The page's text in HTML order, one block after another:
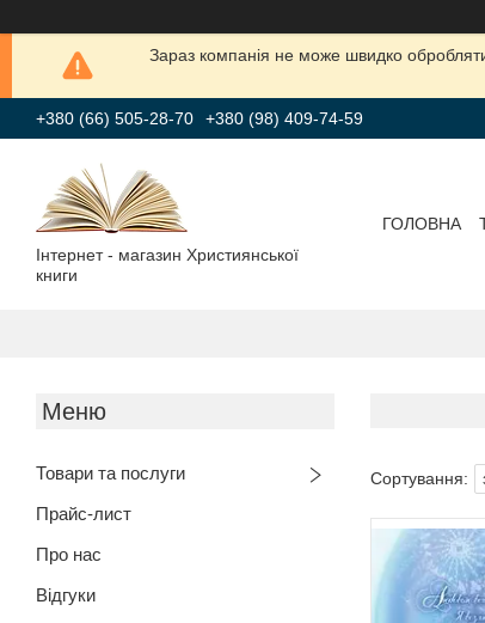
Зараз компанія не може швидко
+380 (66) 505-28-70 +380 (98) 409-74-59
Інтернет - магазин Християнської
книги
ГОЛОВНА
Товари та послуги
Прайс-лист
Про нас
Відгуки